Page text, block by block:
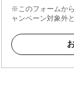
※このフォームか
ャンペーン対象外